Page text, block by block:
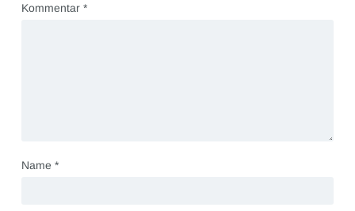
Kommentar *
Name *